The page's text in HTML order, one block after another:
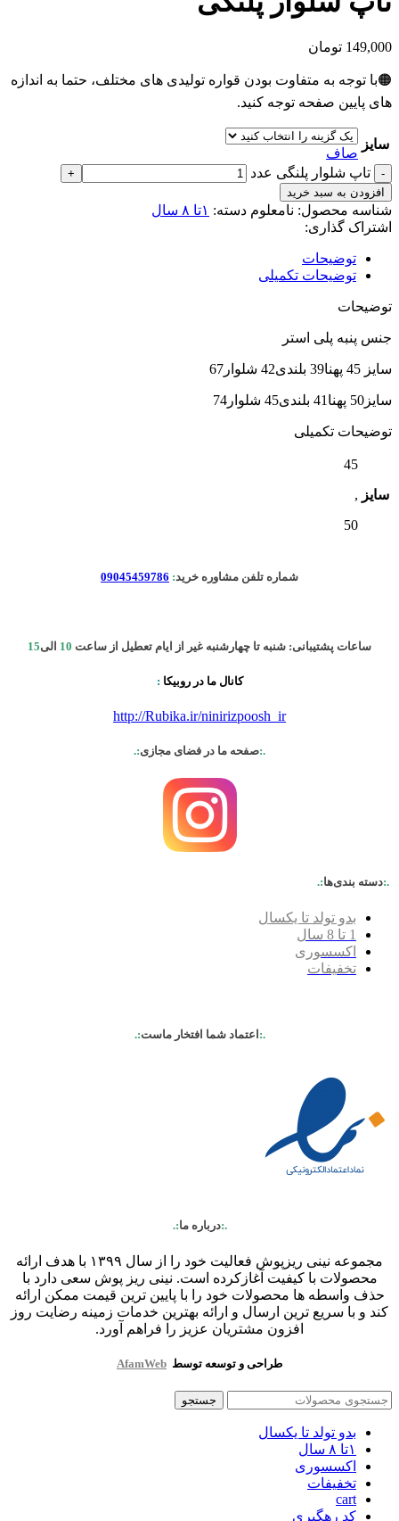
149,000 تومان
🟠با توجه به متفاوت بودن قواره تولیدی های مختلف، حتما به اندازه
های پایین صفحه توجه کنید.
سایز
صاف
تاپ شلوار پلنگی عدد
افزودن به سبد خرید
شناسه محصول: نامعلوم دسته: ۱تا ۸ سال
اشتراک گذاری:
توضیحات
توضیحات تکمیلی
توضیحات
جنس پنبه پلی استر
سایز 45 پهنا39 بلندی42 شلوار67
سایز50 پهنا41 بلندی45 شلوار74
توضیحات تکمیلی
سایز
45
,
50
شماره تلفن مشاوره خرید:
09045459786
ساعات پشتیبانی: شنبه تا چهارشنبه غیر از ایام تعطیل از ساعت 10 الی15
کانال ما در روبیکا :
http://Rubika.ir/ninirizpoosh_ir
.:صفحه ما در فضای مجازی:.
.:دسته بندی‌ها:.
بدو تولد تا یکسال
1 تا 8 سال
اکسسوری
تخفیفات
.:اعتماد شما افتخار ماست:.
.:درباره ما:.
مجموعه نینی ریزپوش فعالیت خود را از سال ۱۳۹۹ با هدف ارائه
محصولات با کیفیت آغازکرده است. نینی ریز پوش سعی دارد با
حذف واسطه ها محصولات خود را با پایین ترین قیمت ممکن ارائه
کند و با سریع ترین ارسال و ارائه بهترین خدمات زمینه رضایت روز
افزون مشتریان عزیز را فراهم آورد.
طراحی و توسعه توسط AfamWeb
جستجو
بدو تولد تا یکسال
۱تا ۸ سال
اکسسوری
تخفیفات
cart
کد رهگیری